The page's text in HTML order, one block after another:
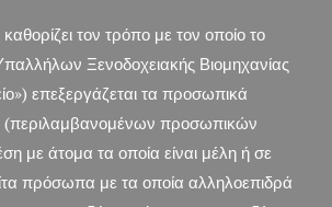
τον τρόπο με τον οποίο το
Ξενοδοχειακής Βιομηχανίας
επεξεργάζεται τα προσωπικά
προσωπικών
με άτομα τα οποία είναι μέλη ή σε
πρόσωπα με τα οποία αλληλοεπιδρά